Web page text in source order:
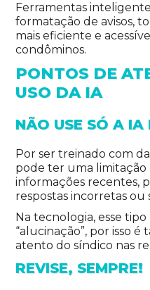
Ferramentas
formatação de avisos,
mais eficiente e
condôminos.
PONTOS DE
USO DA IA
NÃO USE SÓ A IA
Por ser treinado com
pode ter uma limitação
informações recentes,
respostas incorretas ou
Na tecnologia, esse
“alucinação”, por isso
atento do síndico nas
REVISE, SEMPRE!